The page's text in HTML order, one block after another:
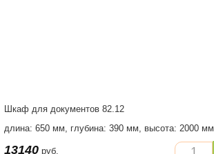
Шкаф для документов 82.12
длина: 650 мм, глубина: 390 мм, высота: 2000 мм
13140 руб.